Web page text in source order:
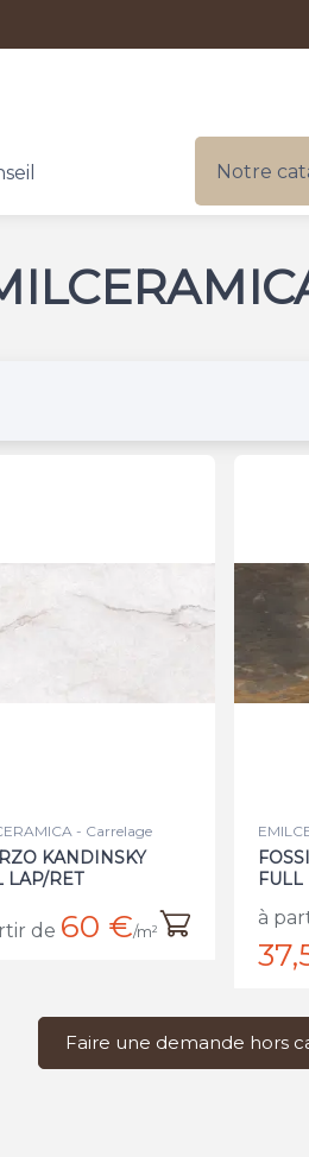
Notre
- Carrelage
KANDINSKY
LAP/RET
de 60 €/m²
FULL
à
Faire une demande hors